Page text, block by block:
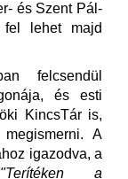
és Szent Pál-
fel lehet majd
felcsendül
és esti
KincsTár is,
A
igazodva, a
"Terítéken a